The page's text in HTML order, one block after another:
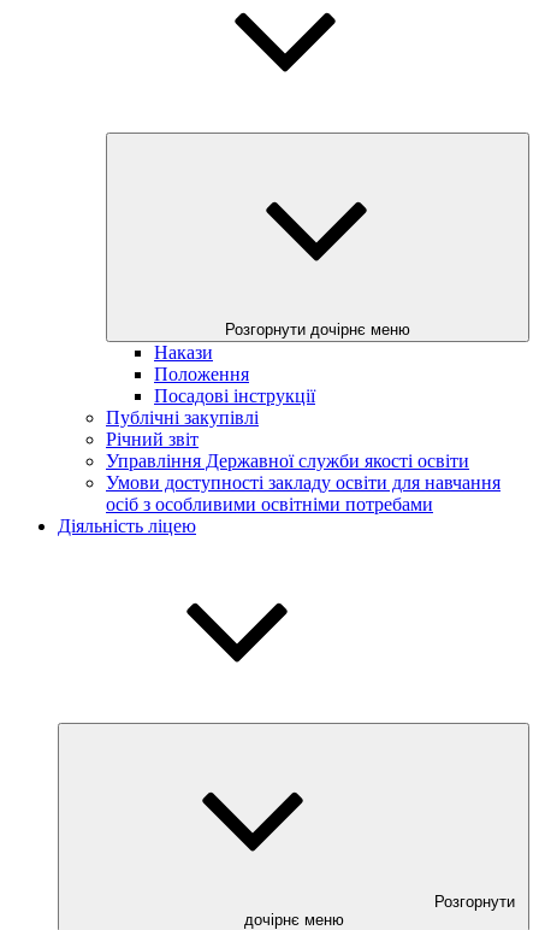
Розгорнути дочірнє меню
Накази
Положення
Посадові інструкції
Публічні закупівлі
Річний звіт
Управління Державної служби якості освіти
Умови доступності закладу освіти для навчання
осіб з особливими освітніми потребами
Діяльність ліцею
Розгорнути
дочірнє меню